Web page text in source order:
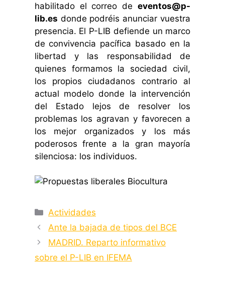
habilitado el correo deeventos@p-
lib.es donde podréis anunciar vuestra
presencia. El P-LIB defiende un marco
de convivencia pacífica basado en la
libertad y las responsabilidad de
quienes formamos la sociedad civil,
los propios ciudadanos contrario al
actual modelo donde la intervención
del Estado lejos de resolver los
problemas los agravan y favorecen a
los mejor organizados y los más
poderosos frente a la gran mayoría
silenciosa: los individuos.
Categorías
Actividades
Ante la bajada de tipos del BCE
MADRID. Reparto informativo
sobre el P-LIB en IFEMA